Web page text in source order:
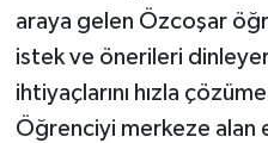
araya gelen Özcoşar
istek ve önerileri
ihtiyaçlarını hızla
Öğrenciyi merkeze alan